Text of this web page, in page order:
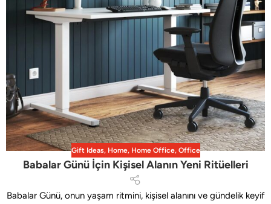
Gift Ideas, Home, Home Office, Office
Babalar Günü İçin Kişisel Alanın Yeni Ritüelleri
Babalar Günü, onun yaşam ritmini, kişisel alanını ve gündelik keyif